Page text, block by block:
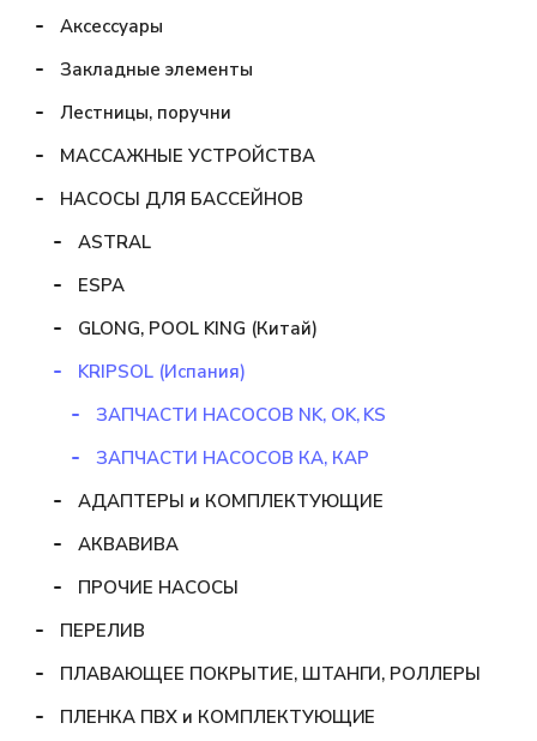
Аксессуары
Закладные элементы
Лестницы, поручни
МАССАЖНЫЕ УСТРОЙСТВА
НАСОСЫ ДЛЯ БАССЕЙНОВ
ASTRAL
ESPA
GLONG, POOL KING (Китай)
KRIPSOL (Испания)
ЗАПЧАСТИ НАСОСОВ NK, OK, KS
ЗАПЧАСТИ НАСОСОВ КА, КАР
АДАПТЕРЫ и КОМПЛЕКТУЮЩИЕ
АКВАВИВА
ПРОЧИЕ НАСОСЫ
ПЕРЕЛИВ
ПЛАВАЮЩЕЕ ПОКРЫТИЕ, ШТАНГИ, РОЛЛЕРЫ
ПЛЕНКА ПВХ и КОМПЛЕКТУЮЩИЕ